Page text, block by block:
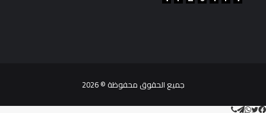
جميع الحقوق محفوظة © 2026